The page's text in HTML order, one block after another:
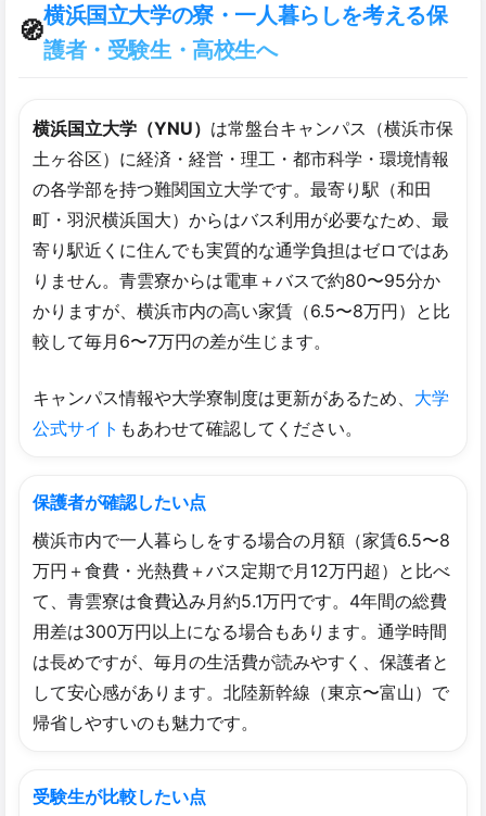
🧭
横浜国立大学の寮・一人暮らしを考える保
護者・受験生・高校生へ
横浜国立大学（YNU） は常盤台キャンパス（横浜市保
土ヶ谷区）に経済・経営・理工・都市科学・環境情報
の各学部を持つ難関国立大学です。最寄り駅（和田
町・羽沢横浜国大）からはバス利用が必要なため、最
寄り駅近くに住んでも実質的な通学負担はゼロではあ
りません。青雲寮からは電車＋バスで約80〜95分か
かりますが、横浜市内の高い家賃（6.5〜8万円）と比
較して毎月6〜7万円の差が生じます。
キャンパス情報や大学寮制度は更新があるため、 大学
公式サイト もあわせて確認してください。
保護者が確認したい点
横浜市内で一人暮らしをする場合の月額（家賃6.5〜8
万円＋食費・光熱費＋バス定期で月12万円超）と比べ
て、青雲寮は食費込み月約5.1万円です。4年間の総費
用差は300万円以上になる場合もあります。通学時間
は長めですが、毎月の生活費が読みやすく、保護者と
して安心感があります。北陸新幹線（東京〜富山）で
帰省しやすいのも魅力です。
受験生が比較したい点